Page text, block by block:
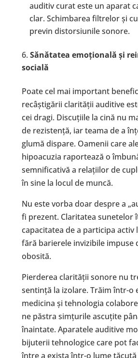
auditiv curat este un aparat
clar. Schimbarea filtrelor și
previn distorsiunile sonore.
Sănătatea emoțională și
socială
Poate cel mai important
recâștigării clarității auditive
cei dragi. Discuțiile la cină nu
de rezistență, iar teama de a
glumă dispare. Oamenii care
hipoacuzia raportează o
semnificativă a relațiilor de
în sine la locul de muncă.
Nu este vorba doar despre a
fi prezent. Claritatea sunetelor
capacitatea de a participa activ
fără barierele invizibile impuse
obosită.
Pierderea clarității sonore nu
sentință la izolare. Trăim într-o
medicina și tehnologia
ne păstra simțurile ascuțite
înaintate. Aparatele auditive
bijuterii tehnologice care pot
între a exista într-o lume